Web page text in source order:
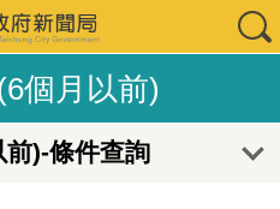
個月以前)
前)-條件查詢